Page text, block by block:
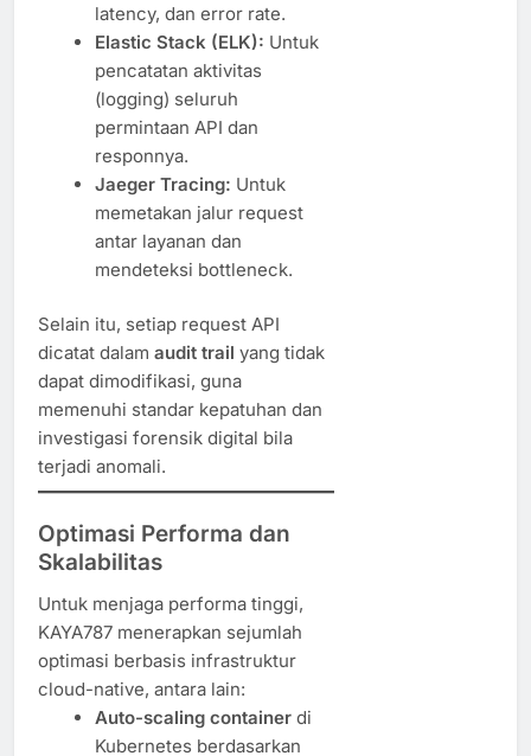
latency, dan error rate.
Elastic Stack (ELK): Untuk
pencatatan aktivitas
(logging) seluruh
permintaan API dan
responnya.
Jaeger Tracing: Untuk
memetakan jalur request
antar layanan dan
mendeteksi bottleneck.
Selain itu, setiap request API
dicatat dalam audit trail yang tidak
dapat dimodifikasi, guna
memenuhi standar kepatuhan dan
investigasi forensik digital bila
terjadi anomali.
Optimasi Performa dan
Skalabilitas
Untuk menjaga performa tinggi,
KAYA787 menerapkan sejumlah
optimasi berbasis infrastruktur
cloud-native, antara lain:
Auto-scaling containerdi
Kubernetes berdasarkan